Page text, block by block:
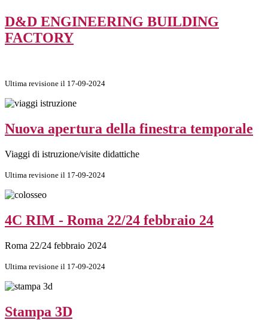
D&D ENGINEERING BUILDING
FACTORY
Ultima revisione il 17-09-2024
Nuova apertura della finestra temporale
Viaggi di istruzione/visite didattiche
Ultima revisione il 17-09-2024
4C RIM - Roma 22/24 febbraio 24
Roma 22/24 febbraio 2024
Ultima revisione il 17-09-2024
Stampa 3D